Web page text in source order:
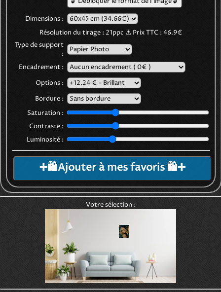
Dimensions :
Résolution du tirage : 21ppc ⚠️Prix TTC : 46.9€
Type de support
:
Encadrement :
Options :
Bordure :
Saturation :
Contraste :
Luminosité :
➕🛍️Ajouter à mes favoris 🛍️➕
Votre sélection :